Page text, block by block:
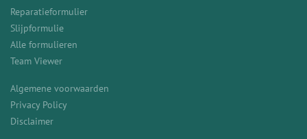
Reparatieformulier
Slijpformulie
Alle formulieren
Team Viewer
Algemene voorwaarden
Privacy Policy
Disclaimer